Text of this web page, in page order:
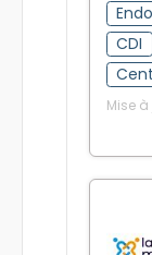
CDI
Mise